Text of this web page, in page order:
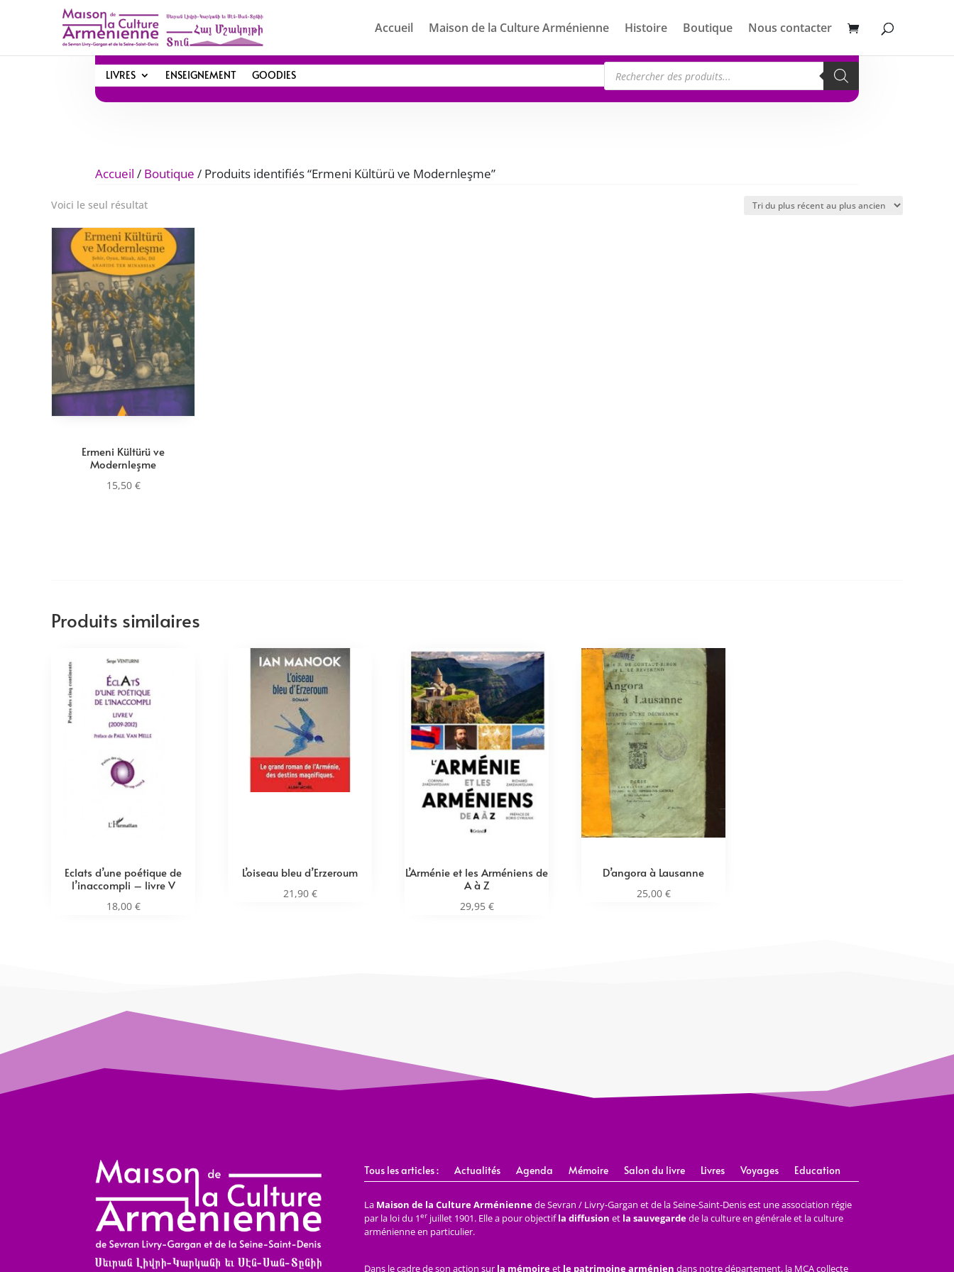
Accueil Maison de la Culture Arménienne Histoire Boutique Nous contacter
LIVRES ENSEIGNEMENT GOODIES Recherche
de
produits
Accueil / Boutique / Produits identifiés “Ermeni Kültürü ve Modernleşme”
Voici le seul résultat
Ermeni Kültürü ve
Modernleşme
15,50 €
Produits similaires
Eclats d’une poétique de
l’inaccompli – livre V
18,00 €
L’oiseau bleu d’Erzeroum
21,90 €
L’Arménie et les Arméniens de
A à Z
29,95 €
D’angora à Lausanne
25,00 €
Tous les articles : Actualités Agenda Mémoire Salon du livre Livres Voyages Education
La Maison de la Culture Arméniennede Sevran / Livry-Gargan et de la Seine-Saint-Denis est une association régie
par la loi du 1erjuillet 1901. Elle a pour objectifla diffusion et la sauvegardede la culture en générale et la culture
arménienne en particulier.
Dans le cadre de son action sur la mémoireet le patrimoine arménien dans notre département, la MCA collecte